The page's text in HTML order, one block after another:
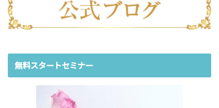
無料スタートセミナー